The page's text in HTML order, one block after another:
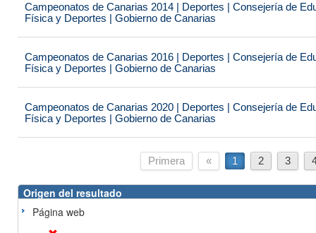
Campeonatos de Canarias 2014 | Deportes | Consejería de
Física y Deportes | Gobierno de Canarias
Campeonatos de Canarias 2016 | Deportes | Consejería de
Física y Deportes | Gobierno de Canarias
Campeonatos de Canarias 2020 | Deportes | Consejería de
Física y Deportes | Gobierno de Canarias
Primera « 1 2 3
Origen del resultado
Página web